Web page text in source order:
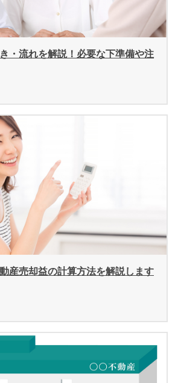
・流れを解説！必要な下準備や注
産売却益の計算方法を解説します